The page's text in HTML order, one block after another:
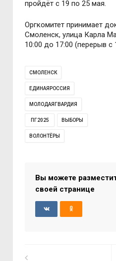
пройдёт с 19 по 25 мая.
Оргкомитет принимает
Смоленск, улица Карла
10:00 до 17:00 (перерыв с
СМОЛЕНСК
ЕДИНАЯРОССИЯ
МОЛОДАЯГВАРДИЯ
ПГ2025 ВЫБОРЫ
ВОЛОНТЁРЫ
Вы можете
своей странице